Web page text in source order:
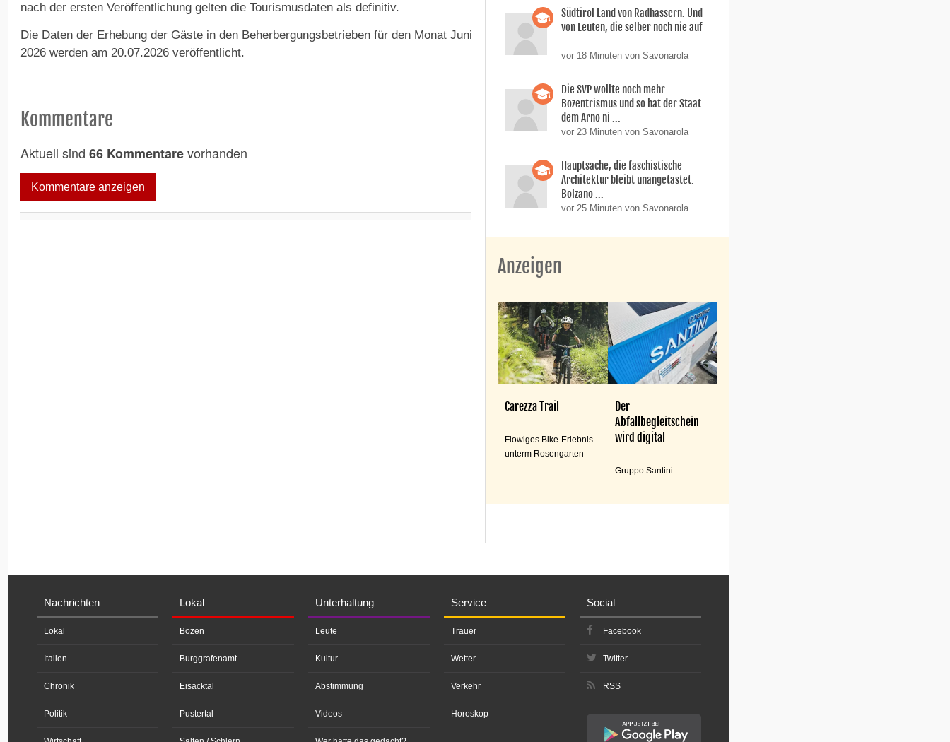
nach der ersten Veröffentlichung gelten die Tourismusdaten als definitiv.
Die Daten der Erhebung der Gäste in den Beherbergungsbetrieben für den Monat Juni
2026 werden am 20.07.2026 veröffentlicht.
Kommentare
Aktuell sind 66 Kommentarevorhanden
Kommentare anzeigen
Südtirol Land von Radhassern. Und
von Leuten, die selber noch nie auf
...
vor 18 Minuten von Savonarola
Die SVP wollte noch mehr
Bozentrismus und so hat der Staat
dem Arno ni ...
vor 23 Minuten von Savonarola
Hauptsache, die faschistische
Architektur bleibt unangetastet.
Bolzano ...
vor 25 Minuten von Savonarola
Anzeigen
Carezza Trail
Flowiges Bike-Erlebnis
unterm Rosengarten
Der
Abfallbegleitschein
wird digital
Gruppo Santini
Nachrichten
Lokal
Italien
Chronik
Politik
Lokal
Bozen
Burggrafenamt
Eisacktal
Pustertal
Unterhaltung
Leute
Kultur
Abstimmung
Videos
Service
Trauer
Wetter
Verkehr
Horoskop
Social
Facebook
Twitter
RSS